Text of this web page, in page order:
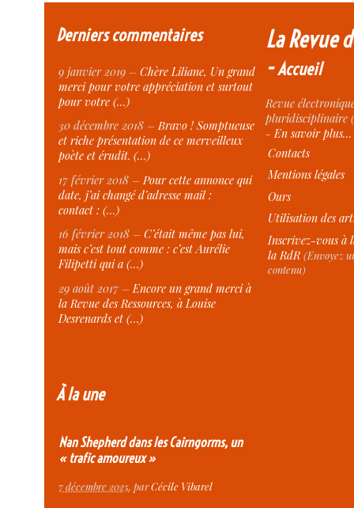
Derniers commentaires
9 janvier 2019 –Chère Liliane, Un grand
merci pour votre appréciation et surtout
pour votre (…)
30 décembre 2018 –Bravo ! Somptueuse
et riche présentation de ce merveilleux
poète et érudit. (…)
17 février 2018 –Pour cette annonce qui
date, j’ai changé d’adresse mail :
contact : (…)
16 février 2018 –C’était même pas lui,
mais c’est tout comme : c’est Aurélie
Filipetti qui a (…)
29 août 2017 – Encore un grand merci à
la Revue des Ressources, à Louise
Desrenards et (…)
À la une
Nan Shepherd dans les Cairngorms, un
« trafic amoureux »
7 décembre 2025, parCécile Vibarel
La Revue
-Accueil
Revue
pluridisciplinaire
-En savoir plus…
Contacts
Mentions légales
Ours
Utilisation des
Inscrivez-vous à
la RdR (Envoyez
contenu)